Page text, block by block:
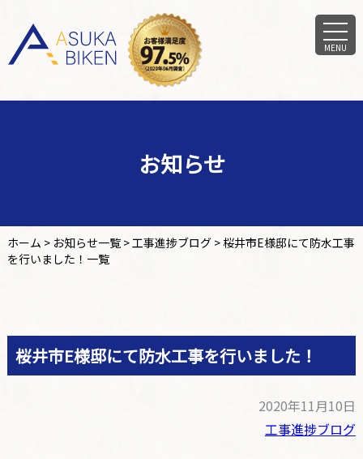
MENU
お知らせ
ホーム > お知らせ一覧> 工事進捗ブログ>桜井市E様邸にて防水工事
を行いました！一覧
桜井市E様邸にて防水工事を行いました！
2020年11月10日
工事進捗ブログ